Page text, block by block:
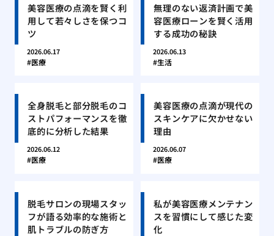
美容医療の点滴を賢く利
用して若々しさを保つコ
ツ
2026.06.17
医療
無理のない返済計画で美
容医療ローンを賢く活用
する成功の秘訣
2026.06.13
生活
全身脱毛と部分脱毛のコ
ストパフォーマンスを徹
底的に分析した結果
2026.06.12
医療
美容医療の点滴が現代の
スキンケアに欠かせない
理由
2026.06.07
医療
脱毛サロンの現場スタッ
フが語る効率的な施術と
肌トラブルの防ぎ方
私が美容医療メンテナン
スを習慣にして感じた変
化